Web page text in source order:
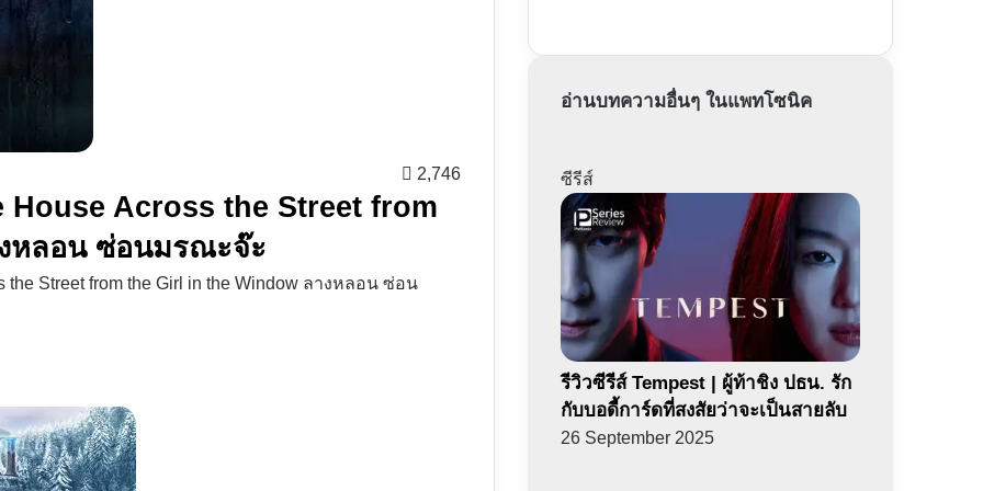
2,746
House Across the Street from
หลอน ซ่อนมรณะจ๊ะ
Street from the Girl in the Window ลางหลอน ซ่อน
อ่านบทความอื่นๆ ในแพทโซนิค
ซีรีส์
รีวิวซีรีส์ Tempest | ผู้ท้าชิง ปธน. รัก
กับบอดี้การ์ดที่สงสัยว่าจะเป็นสายลับ
26 September 2025